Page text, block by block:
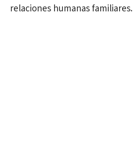
relaciones humanas familiares.